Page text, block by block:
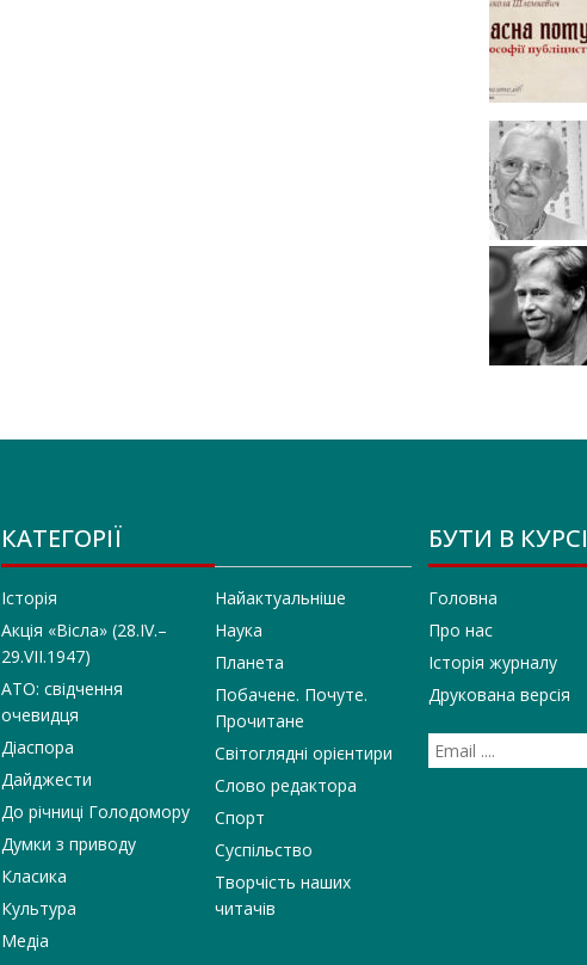
КАТЕГОРІЇ
Історія
Акція «Вісла» (28.IV.–
29.VII.1947)
АТО: свідчення
очевидця
Діаспора
Дайджести
До річниці Голодомору
Думки з приводу
Класика
Культура
Медіа
Найактуальніше
Наука
Планета
Побачене. Почуте.
Прочитане
Світоглядні орієнтири
Слово редактора
Спорт
Суспільство
Творчість наших
читачів
БУТИ В КУРСІ
Головна
Про нас
Історія журналу
Друкована версія